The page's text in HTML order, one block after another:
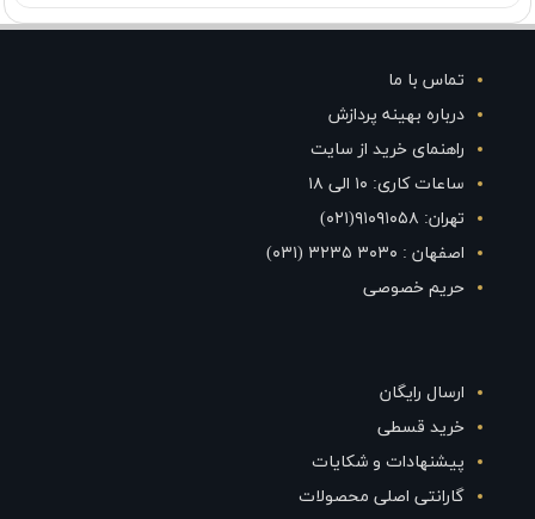
تماس با ما
درباره بهینه پردازش
راهنمای خرید از سایت
ساعات کاری: ۱۰ الی ۱۸
تهران: ۹۱۰۹۱۰۵۸(۰۲۱)
اصفهان : ۳۰۳۰ ۳۲۳۵ (۰۳۱)
حریم خصوصی
ارسال رایگان
خرید قسطی
پیشنهادات و شکایات
گارانتی اصلی محصولات